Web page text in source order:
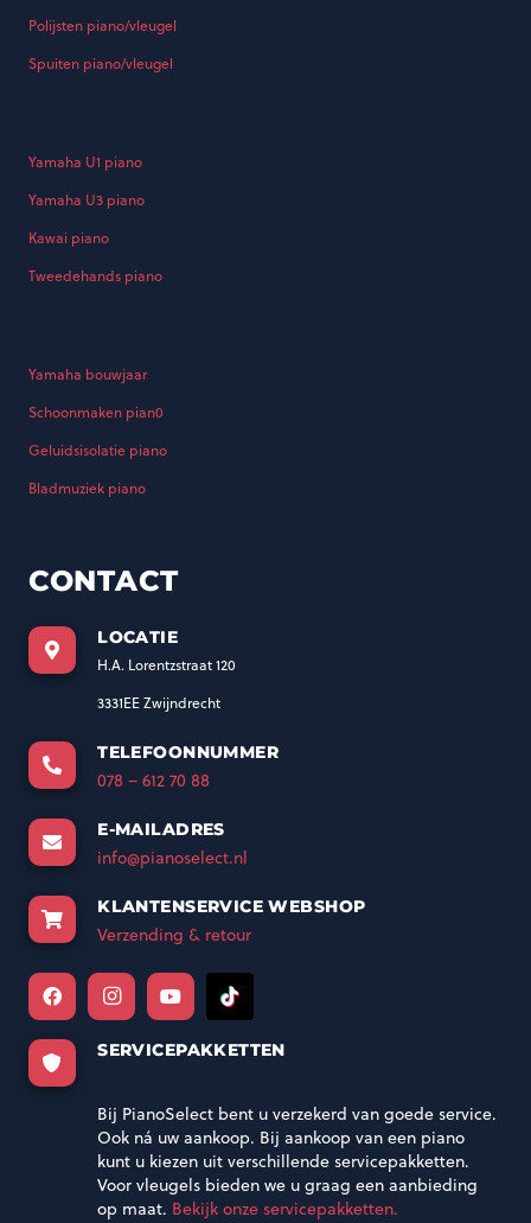
Polijsten piano/vleugel
Spuiten piano/vleugel
Yamaha U1 piano
Yamaha U3 piano
Kawai piano
Tweedehands piano
Yamaha bouwjaar
Schoonmaken pian0
Geluidsisolatie piano
Bladmuziek piano
CONTACT
LOCATIE
H.A. Lorentzstraat 120
3331EE Zwijndrecht
TELEFOONNUMMER
078 – 612 70 88
E-MAILADRES
info@pianoselect.nl
KLANTENSERVICE WEBSHOP
Verzending & retour
SERVICEPAKKETTEN
Bij PianoSelect bent u verzekerd van goede service.
Ook ná uw aankoop. Bij aankoop van een piano
kunt u kiezen uit verschillende servicepakketten.
Voor vleugels bieden we u graag een aanbieding
op maat. Bekijk onze servicepakketten.